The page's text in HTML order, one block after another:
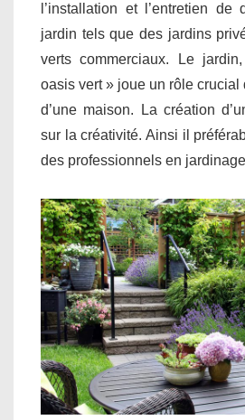
l’installation et l’entretien de
jardin tels que des jardins
verts commerciaux. Le
oasis vert » joue un rôle crucial
d’une maison. La création
sur la créativité. Ainsi il
des professionnels en